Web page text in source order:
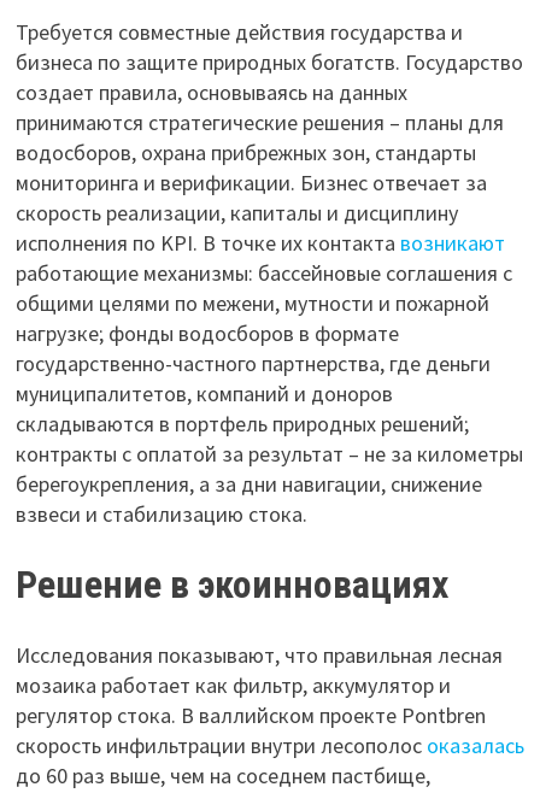
Требуется совместные действия государства и
бизнеса по защите природных богатств. Государство
создает правила, основываясь на данных
принимаются стратегические решения – планы для
водосборов, охрана прибрежных зон, стандарты
мониторинга и верификации. Бизнес отвечает за
скорость реализации, капиталы и дисциплину
исполнения по KPI. В точке их контакта возникают
работающие механизмы: бассейновые соглашения с
общими целями по межени, мутности и пожарной
нагрузке; фонды водосборов в формате
государственно-частного партнерства, где деньги
муниципалитетов, компаний и доноров
складываются в портфель природных решений;
контракты с оплатой за результат – не за километры
берегоукрепления, а за дни навигации, снижение
взвеси и стабилизацию стока.
Решение в экоинновациях
Исследования показывают, что правильная лесная
мозаика работает как фильтр, аккумулятор и
регулятор стока. В валлийском проекте Pontbren
скорость инфильтрации внутри лесополосоказалась
до 60 раз выше, чем на соседнем пастбище,